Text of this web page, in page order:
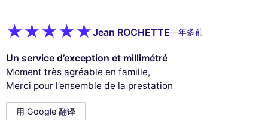
Jean ROCHETTE一年多前
Un service d’exception et millimétré
Moment très agréable en famille,
Merci pour l’ensemble de la prestation
用 Google 翻译